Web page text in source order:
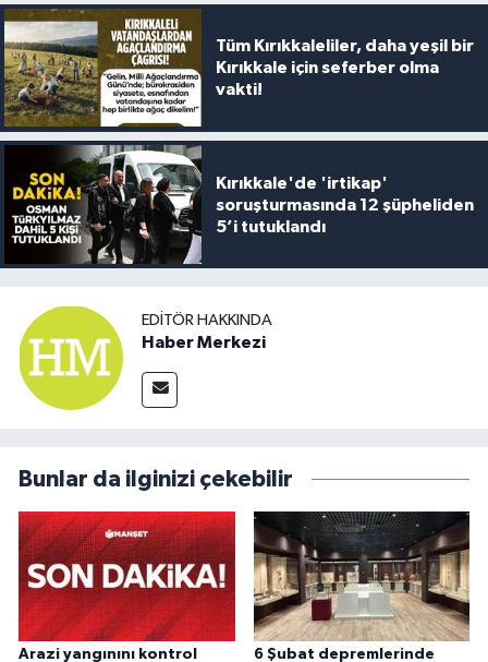
Tüm Kırıkkaleliler, daha yeşil bir
Kırıkkale için seferber olma
vakti!
Kırıkkale'de 'irtikap'
soruşturmasında 12 şüpheliden
5’i tutuklandı
EDITÖR HAKKINDA
Haber Merkezi
Bunlar da ilginizi çekebilir
Arazi yangınını kontrol 6 Şubat depremlerinde